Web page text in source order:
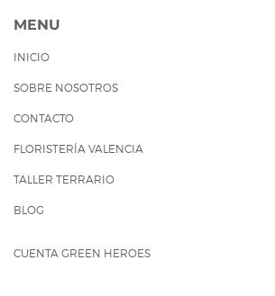
MENU
INICIO
SOBRE NOSOTROS
CONTACTO
FLORISTERÍA VALENCIA
TALLER TERRARIO
BLOG
CUENTA GREEN HEROES